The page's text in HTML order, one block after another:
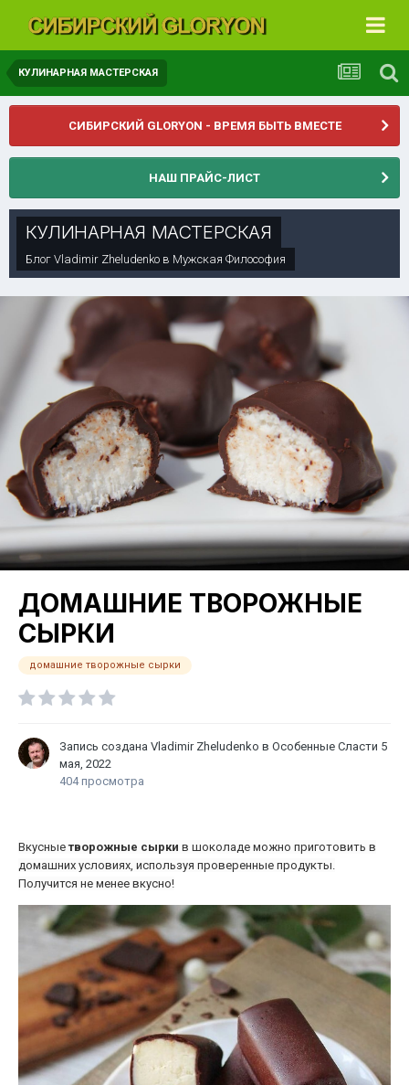
КУЛИНАРНАЯ МАСТЕРСКАЯ
СИБИРСКИЙ GLORYON - ВРЕМЯ БЫТЬ ВМЕСТЕ
НАШ ПРАЙС-ЛИСТ
КУЛИНАРНАЯ МАСТЕРСКАЯ
Блог Vladimir Zheludenko в Мужская Философия
ДОМАШНИЕ ТВОРОЖНЫЕ
СЫРКИ
домашние творожные сырки
Запись создана Vladimir Zheludenko в Особенные Сласти 5
мая, 2022
404 просмотра
Вкусные творожные сырки в шоколаде можно приготовить в
домашних условиях, используя проверенные продукты.
Получится не менее вкусно!